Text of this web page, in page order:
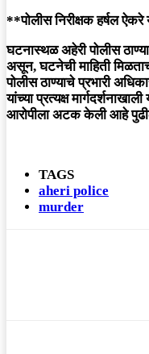
**पोलीस निरीक्षक हर्षल ऐकरे
घटनास्थळ अहेरी पोलीस
असून, घटनेची माहिती
पोलीस ठाण्याचे प्रभारी
यांच्या प्रत्यक्ष
आरोपीला अटक केली आहे
TAGS
aheri police
murder